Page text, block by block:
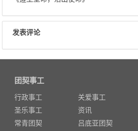
发表评论
团契事工
行政事工 关爱事工
圣乐事工
资讯
常青团契
吕底亚团契